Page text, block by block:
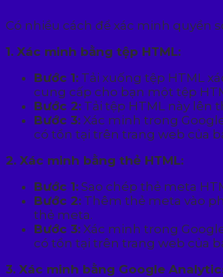
Có nhiều cách để xác minh quyền
1. Xác minh bằng tệp HTML:
Bước 1: Tải xuống tệp HTML
cung cấp cho bạn một tệp
Bước 2: Tải tệp HTML này lên
Bước 3: Xác minh trong
có tồn tại trên trang web của
2. Xác minh bằng thẻ HTML:
Bước 1: Sao chép thẻ meta
Bước 2: Thêm thẻ meta vào
thẻ meta.
Bước 3: Xác minh trong
có tồn tại trên trang web của
3. Xác minh bằng Google